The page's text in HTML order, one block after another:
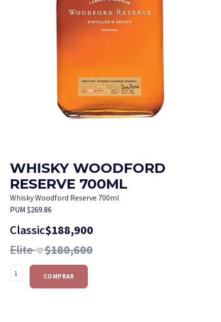
WHISKY WOODFORD
RESERVE 700ML
Whisky Woodford Reserve 700ml
PUM $269.86
Classic$188,900
Elite $180,600
COMPRAR